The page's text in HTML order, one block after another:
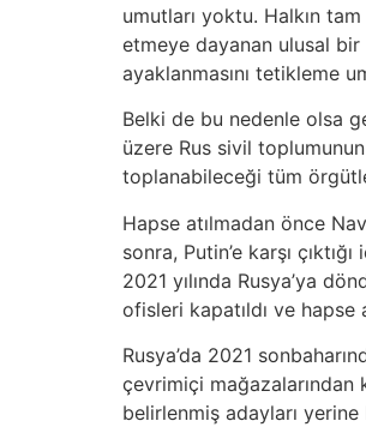
umutları yoktu. Halkın
etmeye dayanan ulusal bir
ayaklanmasını tetikleme
Belki de bu nedenle olsa
üzere Rus sivil toplumunun
toplanabileceği tüm
Hapse atılmadan önce
sonra, Putin’e karşı
2021 yılında Rusya’ya
ofisleri kapatıldı ve hapse
Rusya’da 2021
çevrimiçi mağazalarından
belirlenmiş adayları